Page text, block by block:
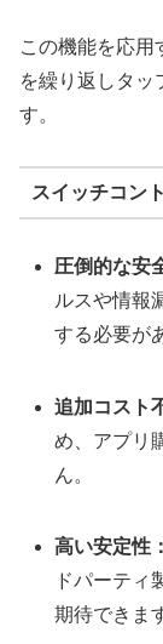
この機能を応用
を繰り返しタッ
す。
スイッチコン
圧倒的な安
ルスや情報
する必要が
追加コスト
め、アプリ
ん。
高い安定性
ドパーティ
期待できま